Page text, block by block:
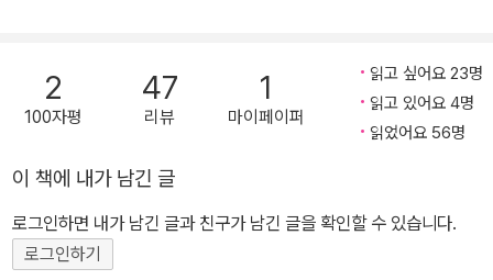
고, 미국주식시장에서 성공적으로 살아남을 수 있다. 초보자를 위해
기초 개념부터 실전 투자법까지 미국주식투자에 관한 모든 것을 《미
국주식 처음공부》 한 권으로 끝장내자. 자산의 증식과 경제적 자유,
0 투자자가 쉽게 풀어 쓴 미국주식투자의 결정판! 미국주식투자 열기
는 날로 뜨거워져 가는 가운데, 미국주식에 아직 투자하지 못해 초조
해 하는 사람들이 상당히 많다. 자산 형성 경쟁에서 나만 뒤처지는 것
2
100자평
47
리뷰
1
마이페이퍼
읽고 싶어요 23명
읽고 있어요 4명
읽었어요 56명
이 책에 내가 남긴 글
로그인하면 내가 남긴 글과 친구가 남긴 글을 확인할 수 있습니다.
로그인하기